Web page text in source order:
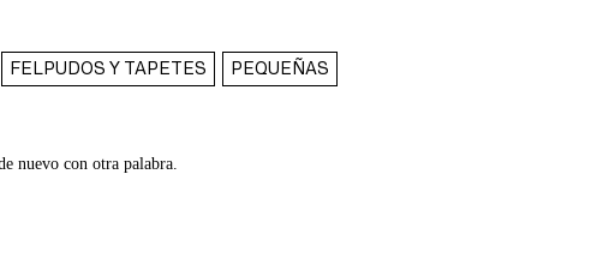
FELPUDOS Y TAPETES PEQUEÑAS
nuevo con otra palabra.